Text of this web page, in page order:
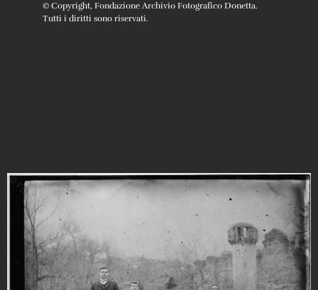
© Copyright, Fondazione Archivio Fotografico Donetta.
Tutti i diritti sono riservati.